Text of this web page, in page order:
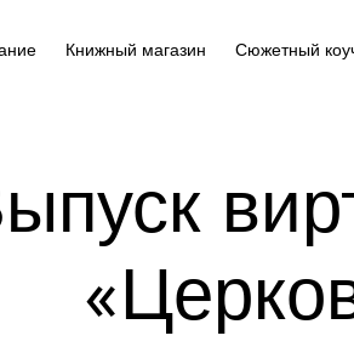
Книжный магазин Сюжетный